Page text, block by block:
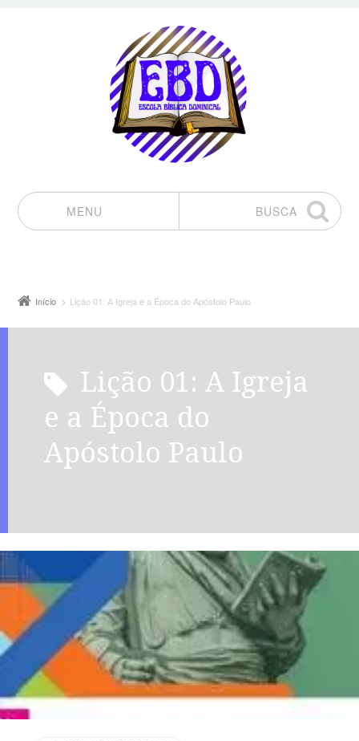
MENU
BUSCA
Início Lição 01: A Igreja e a Época do Apóstolo Paulo
Lição 01: A Igreja
e a Época do
Apóstolo Paulo